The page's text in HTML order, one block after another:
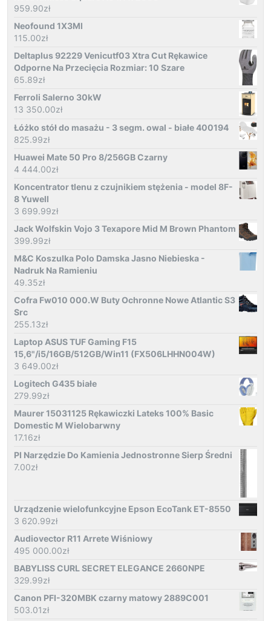
959.90zł
Neofound 1X3Ml
115.00zł
Deltaplus 92229 Venicutf03 Xtra Cut Rękawice
Odporne Na Przecięcia Rozmiar: 10 Szare
65.89zł
Ferroli Salerno 30kW
13 350.00zł
Łóżko stół do masażu - 3 segm. owal - białe 400194
825.99zł
Huawei Mate 50 Pro 8/256GB Czarny
4 444.00zł
Koncentrator tlenu z czujnikiem stężenia - model 8F-
8 Yuwell
3 699.99zł
Jack Wolfskin Vojo 3 Texapore Mid M Brown Phantom
399.99zł
M&C Koszulka Polo Damska Jasno Niebieska -
Nadruk Na Ramieniu
49.35zł
Cofra Fw010 000.W Buty Ochronne Nowe Atlantic S3
Src
255.13zł
Laptop ASUS TUF Gaming F15
15,6"/i5/16GB/512GB/Win11 (FX506LHHN004W)
3 649.00zł
Logitech G435 białe
279.99zł
Maurer 15031125 Rękawiczki Lateks 100% Basic
Domestic M Wielobarwny
17.16zł
Pl Narzędzie Do Kamienia Jednostronne Sierp Średni
7.00zł
Urządzenie wielofunkcyjne Epson EcoTank ET-8550
3 620.99zł
Audiovector R11 Arrete Wiśniowy
495 000.00zł
BABYLISS CURL SECRET ELEGANCE 2660NPE
329.99zł
Canon PFI-320MBK czarny matowy 2889C001
503.01zł